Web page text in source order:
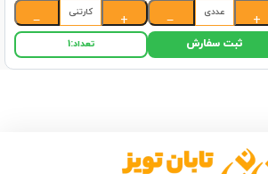
+
عددی
−
+
کارتنی
−
ثبت سفارش تعداد:1